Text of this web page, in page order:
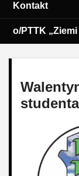
Kontakt
o/PTTK „Ziemi